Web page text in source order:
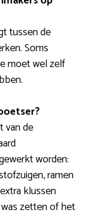
tussen de
Soms
moet wel zelf
van de
worden:
ramen
klussen
zetten of het